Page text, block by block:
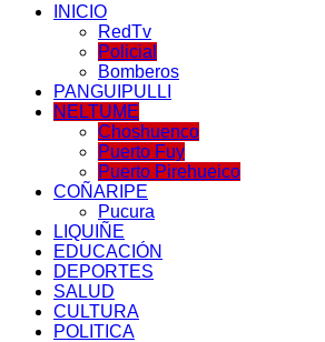
INICIO
RedTv
Policial
Bomberos
PANGUIPULLI
NELTUME
Choshuenco
Puerto Fuy
Puerto Pirehueico
COÑARIPE
Pucura
LIQUIÑE
EDUCACIÓN
DEPORTES
SALUD
CULTURA
POLITICA